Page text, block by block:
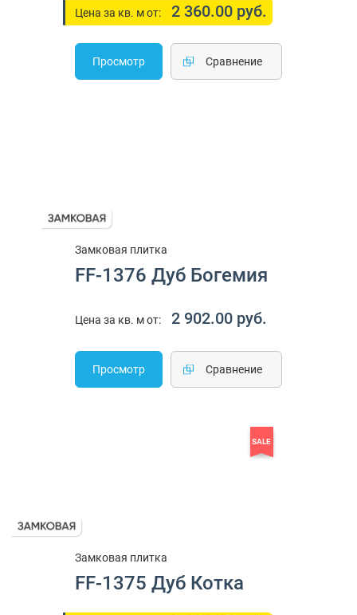
Цена за кв. м от: 2 360.00 руб.
Просмотр Cравнение
Замковая плитка
FF-1376 Дуб Богемия
Цена за кв. м от: 2 902.00 руб.
Просмотр Cравнение
SALE
Замковая плитка
FF-1375 Дуб Котка